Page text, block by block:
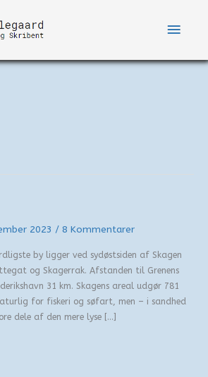
2023 / 8 Kommentarer
by ligger ved sydøstsiden af Skagen
og Skagerrak. Afstanden til Grenens
31 km. Skagens areal udgør 781
for fiskeri og søfart, men – i sandhed
dele af den mere lyse […]